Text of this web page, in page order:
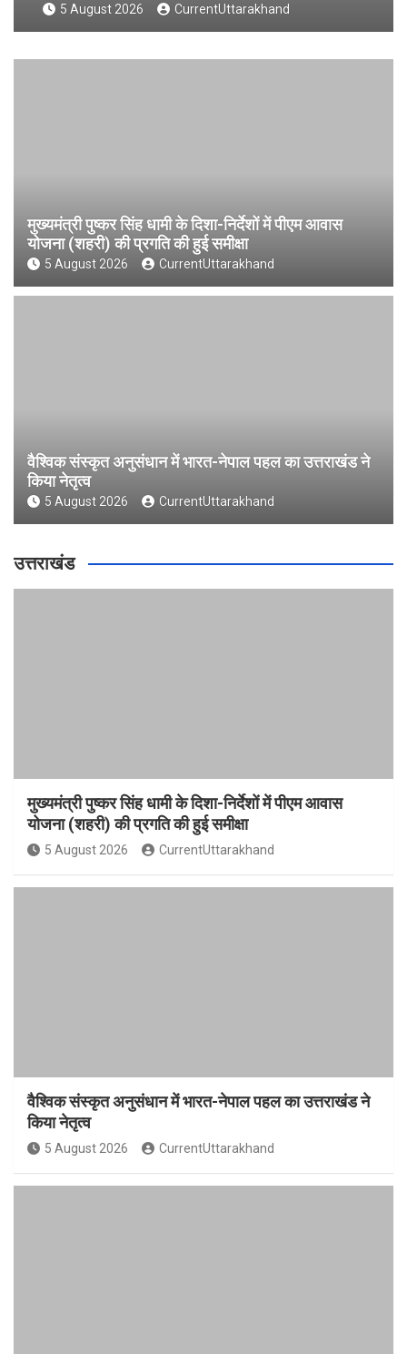
5 August 2026 CurrentUttarakhand
मुख्यमंत्री पुष्कर सिंह धामी के दिशा-निर्देशों में पीएम आवास
योजना (शहरी) की प्रगति की हुई समीक्षा
5 August 2026 CurrentUttarakhand
वैश्विक संस्कृत अनुसंधान में भारत-नेपाल पहल का उत्तराखंड ने
किया नेतृत्व
5 August 2026 CurrentUttarakhand
उत्तराखंड
मुख्यमंत्री पुष्कर सिंह धामी के दिशा-निर्देशों में पीएम आवास
योजना (शहरी) की प्रगति की हुई समीक्षा
5 August 2026 CurrentUttarakhand
वैश्विक संस्कृत अनुसंधान में भारत-नेपाल पहल का उत्तराखंड ने
किया नेतृत्व
5 August 2026 CurrentUttarakhand